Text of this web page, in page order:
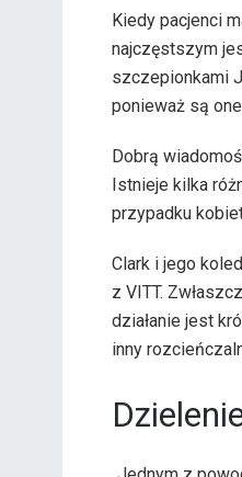
Kiedy pacjenci
najczęstszym
szczepionkami
ponieważ są
Dobrą
Istnieje kilka
przypadku
Clark i jego
z VITT.
działanie jest
inny